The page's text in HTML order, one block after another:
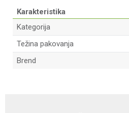
Karakteristika
Kategorija
Težina pakovanja
Brend